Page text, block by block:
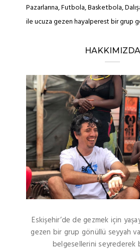
Pazarlarına, Futbola, Basketbola,
ile ucuza gezen hayalperest bir grup
HAKKIMIZDA
Eskişehir’de de gezmek için
gezen bir grup gönüllü seyyah
belgesellerini seyrederek